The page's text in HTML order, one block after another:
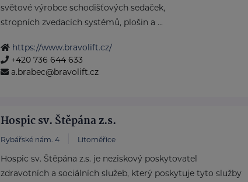
světové výrobce schodišťových sedaček,
stropních zvedacích systémů, plošin a ...
https://www.bravolift.cz/
+420 736 644 633
a.brabec@bravolift.cz
Hospic sv. Štěpána z.s.
Rybářské nám. 4 Litoměřice
Hospic sv. Štěpána z.s. je neziskový poskytovatel
zdravotních a sociálních služeb, který poskytuje tyto služby